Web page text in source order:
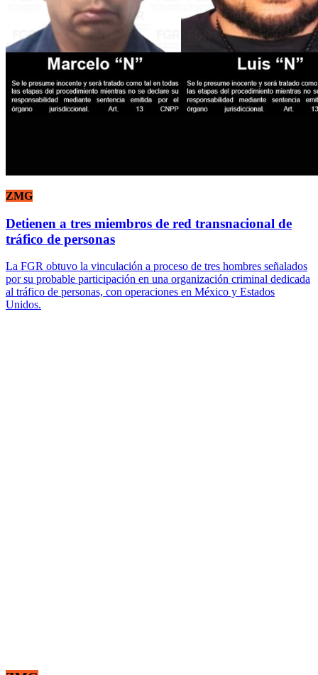
ZMG
Detienen a tres miembros de red transnacional de
tráfico de personas
La FGR obtuvo la vinculación a proceso de tres hombres señalados
por su probable participación en una organización criminal dedicada
al tráfico de personas, con operaciones en México y Estados
Unidos.